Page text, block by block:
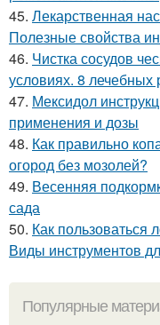
45. Лекарственная
Полезные свойства
46. Чистка сосудов
условиях. 8 лечебных
47. Мексидол
применения и дозы
48. Как правильно
огород без мозолей?
49. Весенняя
сада
50. Как пользоваться
Виды инструментов
Популярные